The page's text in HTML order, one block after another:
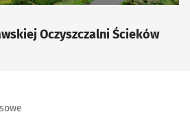
Oczyszczalni Ścieków